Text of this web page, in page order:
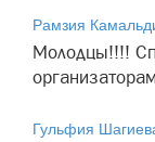
Рамзия
Молодцы!!!!
Гульфия